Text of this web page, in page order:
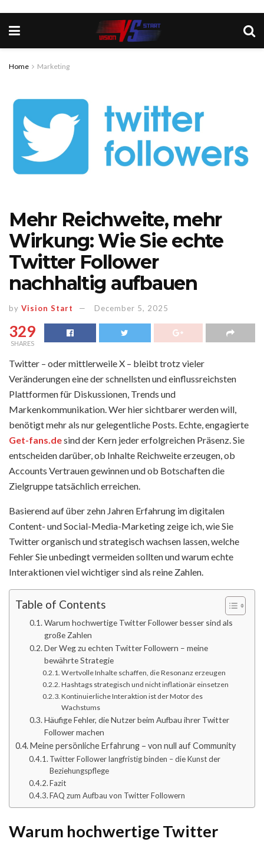
Home Marketing
Mehr Reichweite, mehr
Wirkung: Wie Sie echte
Twitter Follower
nachhaltig aufbauen
by Vision Start December 5, 2025
329
SHARES
Twitter – oder mittlerweile X – bleibt trotz vieler
Veränderungen eine der schnellsten und einflussreichsten
Plattformen für Diskussionen, Trends und
Markenkommunikation. Wer hier sichtbarer werden will,
benötigt mehr als nur gelegentliche Posts. Echte, engagierte
Get-fans.desind der Kern jeder erfolgreichen Präsenz. Sie
entscheiden darüber, ob Inhalte Reichweite erzeugen, ob
Accounts Vertrauen gewinnen und ob Botschaften die
Zielgruppe tatsächlich erreichen.
Basierend auf über zehn Jahren Erfahrung im digitalen
Content- und Social-Media-Marketing zeige ich, wie Sie
Twitter organisch und strategisch wachsen lassen, welche
Fehler Sie unbedingt vermeiden sollten und warum echte
Interaktionen viel wichtiger sind als reine Zahlen.
Table of Contents
Warum hochwertige Twitter Follower besser sind als
große Zahlen
Der Weg zu echten Twitter Followern – meine
bewährte Strategie
Wertvolle Inhalte schaffen, die Resonanz erzeugen
Hashtags strategisch und nicht inflationär einsetzen
Kontinuierliche Interaktion ist der Motor des
Wachstums
Häufige Fehler, die Nutzer beim Aufbau ihrer Twitter
Follower machen
Meine persönliche Erfahrung – von null auf Community
Twitter Follower langfristig binden – die Kunst der
Beziehungspflege
Fazit
FAQ zum Aufbau von Twitter Followern
Warum hochwertige Twitter